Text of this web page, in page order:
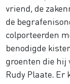
vriend, de
de
colporteerden
benodigde
groenten die hij
Rudy Plaate. Er